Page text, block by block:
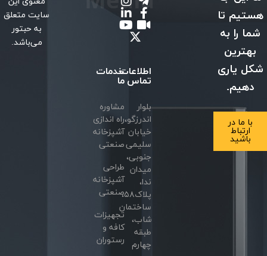
هستیم تا
شما را به
بهترین
شکل یاری
دهیم.
با ما در
ارتباط
باشید
اطلاعات
تماس
بلوار
اندرزگو،
خیابان
سلیمی
جنوبی،
میدان
ندا،
پلاک۵۸،
ساختمان
شاب،
طبقه
چهارم
خدمات
ما
مشاوره
راه اندازی
آشپزخانه
صنعتی
طراحی
آشپزخانه
صنعتی
تجهیزات
کافه و
رستوران
سایت متعلق
به حبتور
می‌باشد.